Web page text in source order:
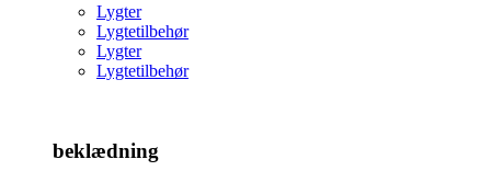
Lygter
Lygtetilbehør
Lygter
Lygtetilbehør
beklædning